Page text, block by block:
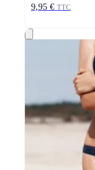
9,95 € TTC